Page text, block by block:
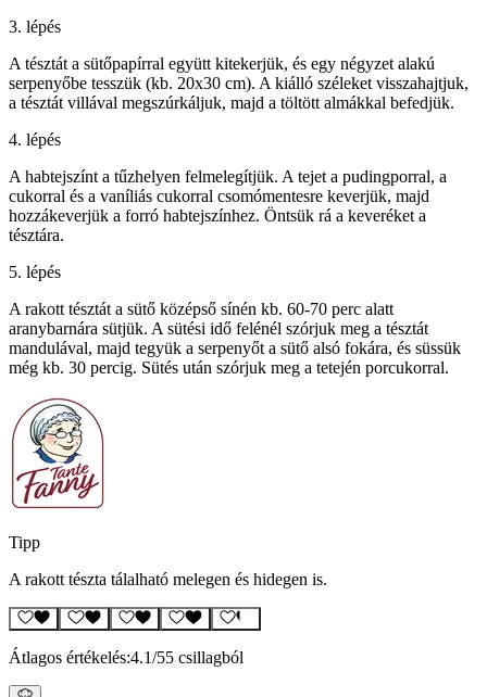
3. lépés
A tésztát a sütőpapírral együtt kitekerjük, és egy négyzet alakú
serpenyőbe tesszük (kb. 20x30 cm). A kiálló széleket visszahajtjuk,
a tésztát villával megszúrkáljuk, majd a töltött almákkal befedjük.
4. lépés
A habtejszínt a tűzhelyen felmelegítjük. A tejet a pudingporral, a
cukorral és a vaníliás cukorral csomómentesre keverjük, majd
hozzákeverjük a forró habtejszínhez. Öntsük rá a keveréket a
tésztára.
5. lépés
A rakott tésztát a sütő középső sínén kb. 60-70 perc alatt
aranybarnára sütjük. A sütési idő felénél szórjuk meg a tésztát
mandulával, majd tegyük a serpenyőt a sütő alsó fokára, és süssük
még kb. 30 percig. Sütés után szórjuk meg a tetején porcukorral.
Tipp
A rakott tészta tálalható melegen és hidegen is.
Átlagos értékelés:4.1/55 csillagból